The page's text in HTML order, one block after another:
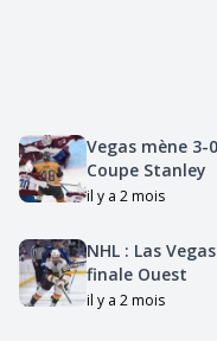
Vegas mène
Coupe Stanley
il y a 2 mois
NHL : Las
finale Ouest
il y a 2 mois